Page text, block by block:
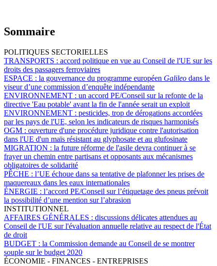
Sommaire
POLITIQUES SECTORIELLES
TRANSPORTS : accord politique en vue au Conseil de l'UE sur les
droits des passagers ferroviaires
ESPACE : la gouvernance du programme européen Galileo dans le
viseur d’une commission d’enquête indépendante
ENVIRONNEMENT : un accord PE/Conseil sur la refonte de la
directive 'Eau potable' avant la fin de l'année serait un exploit
ENVIRONNEMENT : pesticides, trop de dérogations accordées
par les pays de l'UE, selon les indicateurs de risques harmonisés
OGM : ouverture d'une procédure juridique contre l'autorisation
dans l'UE d'un maïs résistant au glyphosate et au glufosinate
MIGRATION : la future réforme de l'asile devra continuer à se
frayer un chemin entre partisans et opposants aux mécanismes
obligatoires de solidarité
PÊCHE : l’UE échoue dans sa tentative de plafonner les prises de
maquereaux dans les eaux internationales
ÉNERGIE : l’accord PE/Conseil sur l’étiquetage des pneus prévoit
la possibilité d’une mention sur l’abrasion
INSTITUTIONNEL
AFFAIRES GÉNÉRALES : discussions délicates attendues au
Conseil de l'UE sur l'évaluation annuelle relative au respect de l'État
de droit
BUDGET : la Commission demande au Conseil de se montrer
souple sur le budget 2020
ÉCONOMIE - FINANCES - ENTREPRISES